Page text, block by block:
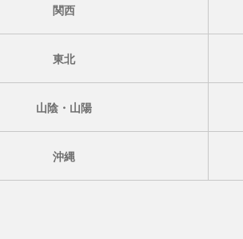
関西
東北
山陰・山陽
沖縄